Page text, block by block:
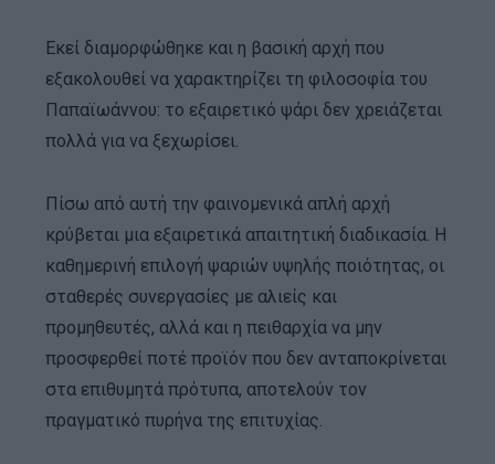
Εκεί διαμορφώθηκε και η βασική αρχή που
εξακολουθεί να χαρακτηρίζει τη φιλοσοφία του
Παπαϊωάννου: το εξαιρετικό ψάρι δεν χρειάζεται
πολλά για να ξεχωρίσει.
Πίσω από αυτή την φαινομενικά απλή αρχή
κρύβεται μια εξαιρετικά απαιτητική διαδικασία. Η
καθημερινή επιλογή ψαριών υψηλής ποιότητας, οι
σταθερές συνεργασίες με αλιείς και
προμηθευτές, αλλά και η πειθαρχία να μην
προσφερθεί ποτέ προϊόν που δεν ανταποκρίνεται
στα επιθυμητά πρότυπα, αποτελούν τον
πραγματικό πυρήνα της επιτυχίας.